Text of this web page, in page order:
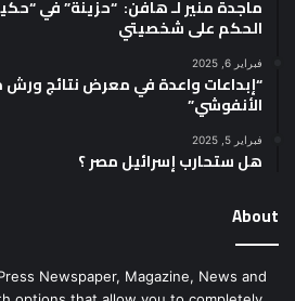
ماجدة منير لـ هافن: “حزينة” في
الحكم على شخصيتي
فبراير 6, 2025
“إبداعات واعدة في معرض نتائج
الأنفوشي”
فبراير 5, 2025
هل ستحارب إسرائيل مصر ؟
About
Newspaper, Magazine, News and